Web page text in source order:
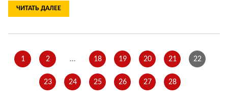
ЧИТАТЬ ДАЛЕЕ
1 2 … 18 19 20 21 22
23 24 25 26 27 28